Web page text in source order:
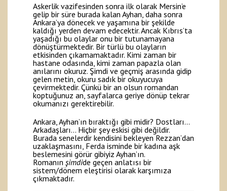
Askerlik vazifesinden sonra ilk olarak Mersin’e
gelip bir süre burada kalan Ayhan, daha sonra
Ankara’ya dönecek ve yaşamına bir şekilde
kaldığı yerden devam edecektir. Ancak Kıbrıs’ta
yaşadığı bu olaylar onu bir tutunamayana
dönüştürmektedir. Bir türlü bu olayların
etkisinden çıkamamaktadır. Kimi zaman bir
hastane odasında, kimi zaman papazla olan
anılarını okuruz. Şimdi ve geçmiş arasında gidip
gelen metin, okuru sadık bir okuyucuya
çevirmektedir. Çünkü bir an olsun romandan
koptuğunuz an, sayfalarca geriye dönüp tekrar
okumanızı gerektirebilir.
Ankara, Ayhan’ın bıraktığı gibi midir? Dostları…
Arkadaşları… Hiçbir şey eskisi gibi değildir.
Burada senelerdir kendisini bekleyen Rezzan’dan
uzaklaşmasını, Ferda isminde bir kadına aşk
beslemesini görür gibiyiz Ayhan’ın.
Romanın şimdide geçen anlatısı bir
sistem/dönem eleştirisi olarak karşımıza
çıkmaktadır.